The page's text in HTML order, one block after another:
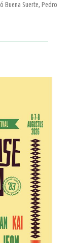
Buena Suerte, Pedro